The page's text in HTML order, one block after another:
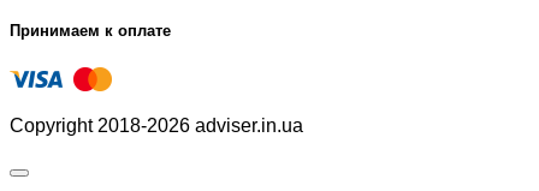
Принимаем к оплате
Copyright 2018-2026 adviser.in.ua